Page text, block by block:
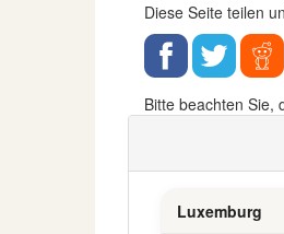
Diese Seite teilen
Bitte beachten Sie,
Luxemburg